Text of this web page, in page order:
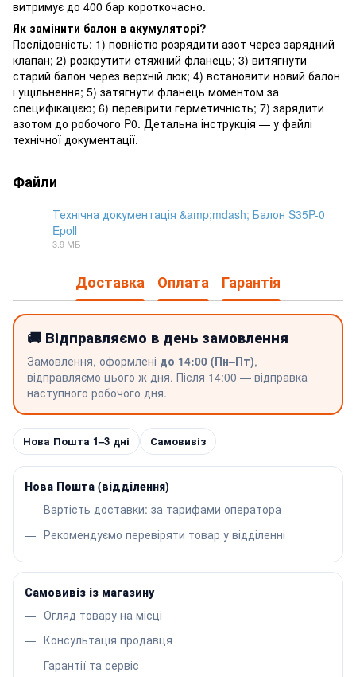
витримує до 400 бар короткочасно.
Як замінити балон в акумуляторі?
Послідовність: 1) повністю розрядити азот через зарядний
клапан; 2) розкрутити стяжний фланець; 3) витягнути
старий балон через верхній люк; 4) встановити новий балон
і ущільнення; 5) затягнути фланець моментом за
специфікацією; 6) перевірити герметичність; 7) зарядити
азотом до робочого P0. Детальна інструкція — у файлі
технічної документації.
Файли
Технічна документація &amp;mdash; Балон S35P-0
Epoll
3.9 МБ
Доставка Оплата Гарантія
🚚 Відправляємо в день замовлення
Замовлення, оформлені до 14:00 (Пн–Пт),
відправляємо цього ж дня. Після 14:00 — відправка
наступного робочого дня.
Нова Пошта 1–3 дні Самовивіз
Нова Пошта (відділення)
Вартість доставки: за тарифами оператора
Рекомендуємо перевіряти товар у відділенні
Самовивіз із магазину
Огляд товару на місці
Консультація продавця
Гарантії та сервіс